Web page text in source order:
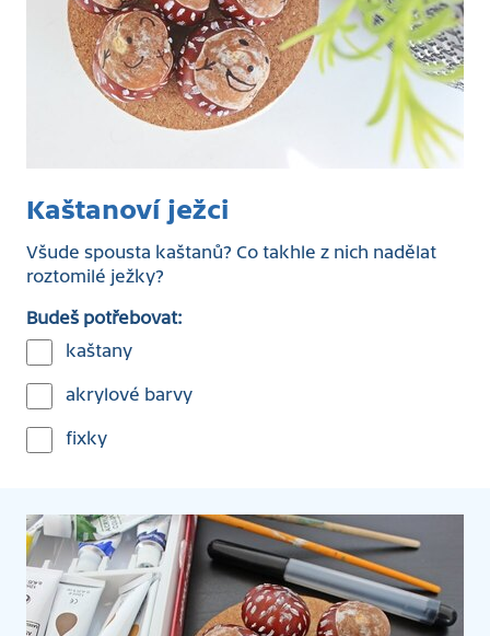
Kaštanoví ježci
Všude spousta kaštanů? Co takhle z nich nadělat
roztomilé ježky?
Budeš potřebovat:
kaštany
akrylové barvy
fixky